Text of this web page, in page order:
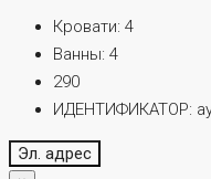
Кровати: 4
Ванны: 4
290
ИДЕНТИФИКАТОР:
Эл. адрес